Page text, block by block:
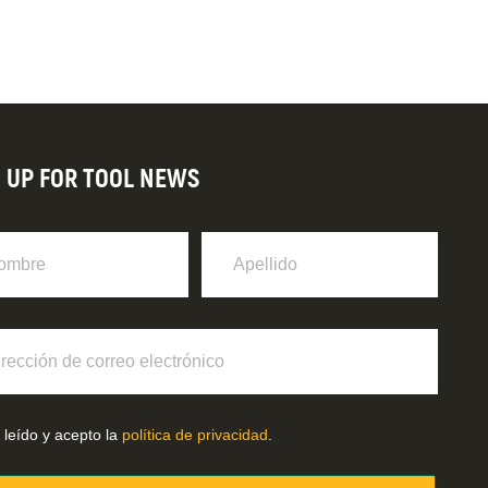
UP FOR TOOL NEWS
leído y acepto la política de privacidad.